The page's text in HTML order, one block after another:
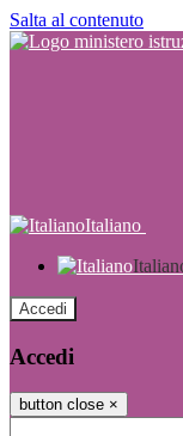
Salta al contenuto
Italiano
Accedi
Accedi
button close ×